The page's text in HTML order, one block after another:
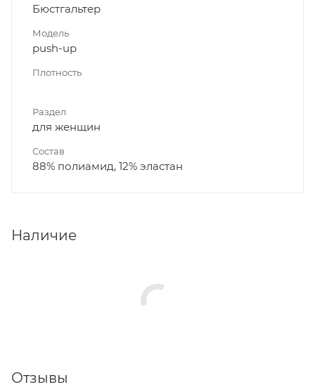
Бюстгальтер
Модель
push-up
Плотность
Раздел
для женщин
Состав
88% полиамид, 12% эластан
Наличие
Отзывы